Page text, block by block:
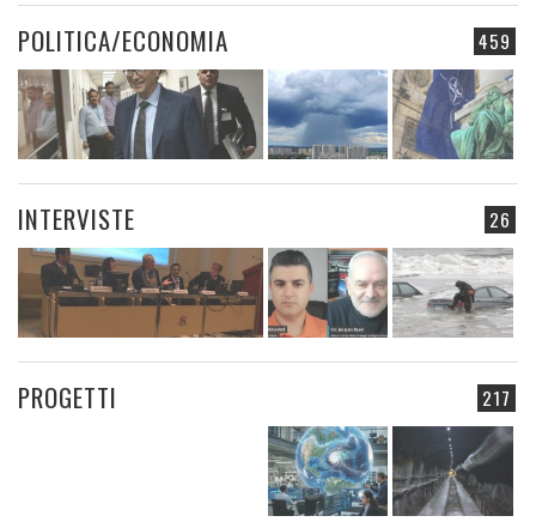
459
POLITICA/ECONOMIA
26
INTERVISTE
217
PROGETTI